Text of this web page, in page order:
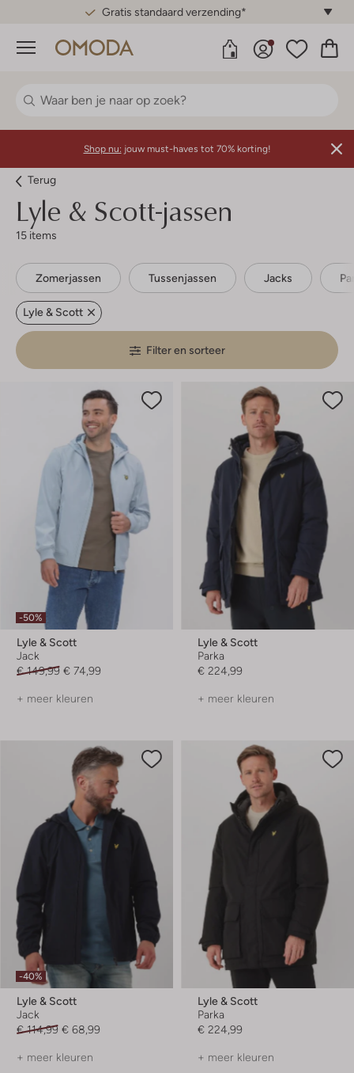
Gratis standaard verzending*
Menu
Shop nu: jouw must-haves tot 70% korting!
Terug
Lyle & Scott-jassen
15 items
Zomerjassen Tussenjassen Jacks
Lyle & Scott
Filter en sorteer
-50%
Lyle & Scott
Jack
€ 149,99 € 74,99
+ meer kleuren
Lyle & Scott
Parka
€ 224,99
+ meer kleuren
-40%
Lyle & Scott
Jack
€ 114,99 € 68,99
+ meer kleuren
Lyle & Scott
Parka
€ 224,99
+ meer kleuren